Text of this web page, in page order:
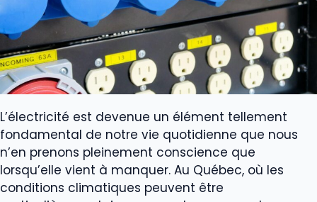
L’électricité est devenue un élément tellement
fondamental de notre vie quotidienne que nous
n’en prenons pleinement conscience que
lorsqu’elle vient à manquer. Au Québec, où les
conditions climatiques peuvent être